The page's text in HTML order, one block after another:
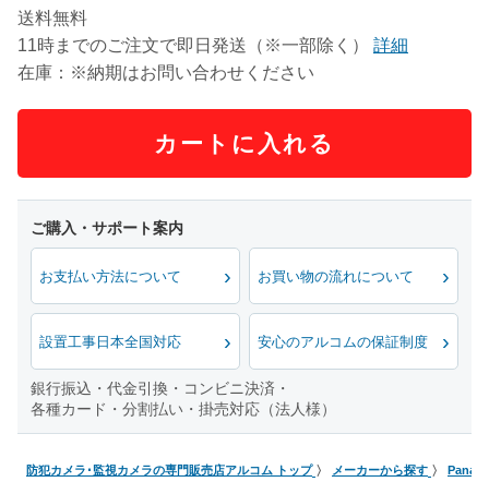
送料無料
11時までのご注文で即日発送（※一部除く）
詳細
在庫：※納期はお問い合わせください
カートに入れる
お支払い方法について お買い物の流れについて
設置工事日本全国対応 安心のアルコムの保証制度
銀行振込・代金引換・コンビニ決済・
各種カード・分割払い・掛売対応（法人様）
防犯カメラ･監視カメラの専門販売店アルコム トップ メーカーから探す